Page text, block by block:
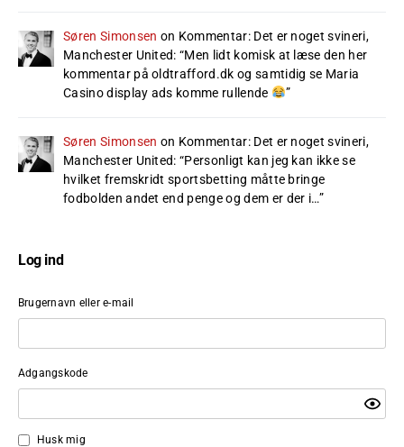
Søren Simonsen on Kommentar: Det er noget svineri,
Manchester United: “Men lidt komisk at læse den her
kommentar på oldtrafford.dk og samtidig se Maria
Casino display ads komme rullende
”
Søren Simonsen on Kommentar: Det er noget svineri,
Manchester United: “Personligt kan jeg kan ikke se
hvilket fremskridt sportsbetting måtte bringe
fodbolden andet end penge og dem er der i…”
Log ind
Brugernavn eller e-mail
Adgangskode
Husk mig